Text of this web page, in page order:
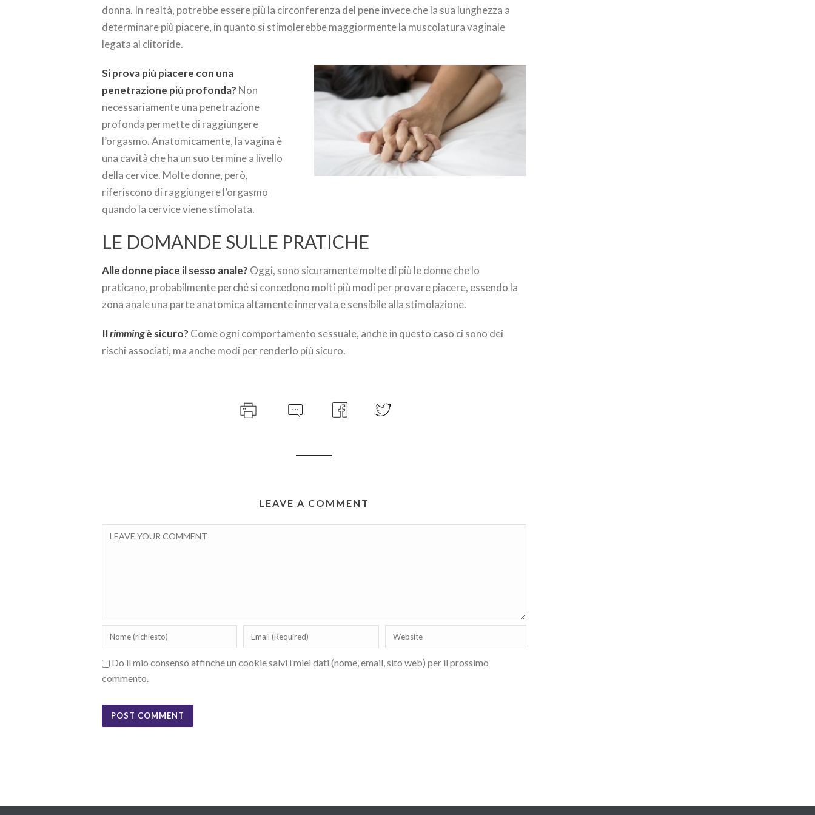
donna. In realtà, potrebbe essere più la circonferenza del pene invece che la sua lunghezza a
determinare più piacere, in quanto si stimolerebbe maggiormente la muscolatura vaginale
legata al clitoride.
Si prova più piacere con una
penetrazione più profonda? Non
necessariamente una penetrazione
profonda permette di raggiungere
l’orgasmo. Anatomicamente, la vagina è
una cavità che ha un suo termine a livello
della cervice. Molte donne, però,
riferiscono di raggiungere l’orgasmo
quando la cervice viene stimolata.
LE DOMANDE SULLE PRATICHE
Alle donne piace il sesso anale? Oggi, sono sicuramente molte di più le donne che lo
praticano, probabilmente perché si concedono molti più modi per provare piacere, essendo la
zona anale una parte anatomica altamente innervata e sensibile alla stimolazione.
Ilrimmingè sicuro? Come ogni comportamento sessuale, anche in questo caso ci sono dei
rischi associati, ma anche modi per renderlo più sicuro.
LEAVE A COMMENT
Do il mio consenso affinché un cookie salvi i miei dati (nome, email, sito web) per il prossimo
commento.